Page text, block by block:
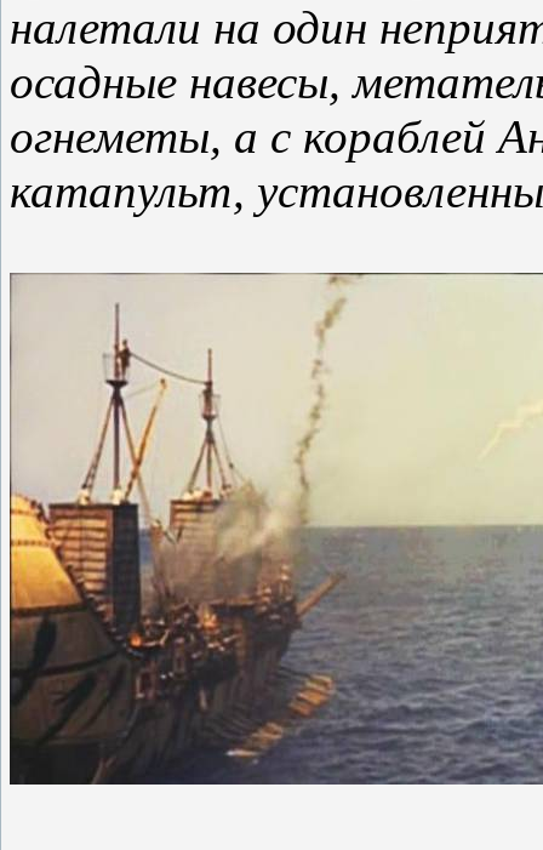
налетали на один
осадные навесы,
огнеметы, а с кораблей
катапульт,